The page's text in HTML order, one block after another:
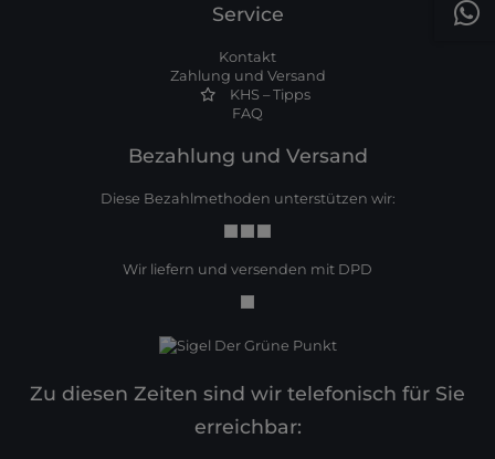
Service
Kontakt
Zahlung und Versand
KHS – Tipps
FAQ
Bezahlung und Versand
Diese Bezahlmethoden unterstützen wir:
Wir liefern und versenden mit DPD
Zu diesen Zeiten sind wir telefonisch für Sie
erreichbar: